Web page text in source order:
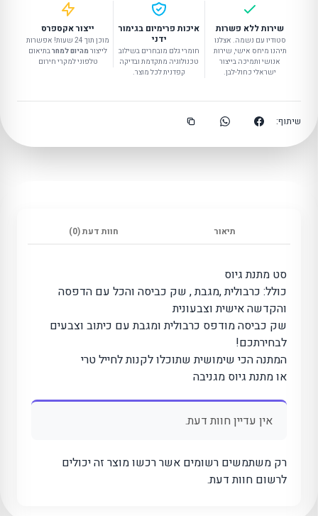
שירות ללא פשרות
סטודיו עם נשמה. אצלנו
תיהנו מיחס אישי, שירות
אנושי ותמיכה בייצור
ישראלי כחול-לבן.
איכות פרימיום בגימור
ידני
חומרי גלם מובחרים בשילוב
טכנולוגיה מתקדמת ובדיקה
קפדנית לכל מוצר.
ייצור אקספרס
מוכן תוך 24 שעות! אפשרות
לייצור מהיום למחרבתיאום
טלפוני למקרי חירום
שיתוף:
תיאור חוות דעת (0)
סט מתנת גיוס
כולל: כרבולית ,מגבת , שק כביסה והכל עם הדפסה
והקדשה אישית וצבעונית
שק כביסה מודפס כרבולית ומגבת עם כיתוב וצבעים
לבחירתכם!
המתנה הכי שימושית שתוכלו לקנות לחייל טרי
או מתנת גיוס מגניבה
אין עדיין חוות דעת.
רק משתמשים רשומים אשר רכשו מוצר זה יכולים
לרשום חוות דעת.